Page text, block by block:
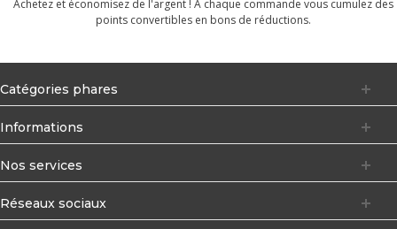
Achetez et économisez de l'argent ! À chaque commande vous cumulez des
points convertibles en bons de réductions.
Catégories phares
Informations
Nos services
Réseaux sociaux